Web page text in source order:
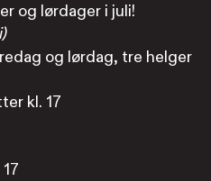
og lørdager i juli!
og lørdag, tre helger
kl. 17